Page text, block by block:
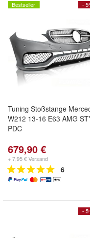
-
Bestseller
Tuning Stoßstange
W212 13-16 E63 AMG
PDC
679,90 €
+ 7,95 € Versand
6
-